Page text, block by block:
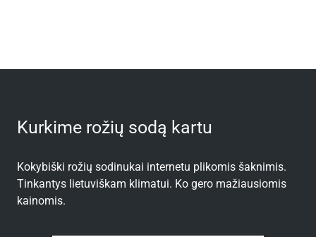
Kurkime rožių sodą kartu
Kokybiški rožių sodinukai internetu plikomis šaknimis.
Tinkantys lietuviškam klimatui. Ko gero mažiausiomis
kainomis.